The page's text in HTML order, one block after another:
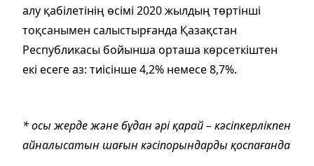
алу қабілетінің өсімі 2020 жылдың төртінші
тоқсанымен салыстырғанда Қазақстан
Республикасы бойынша орташа көрсеткіштен
екі есеге аз: тиісінше 4,2% немесе 8,7%.
* осы жерде және бұдан әрі қарай – кәсіпкерлікпен
айналысатын шағын кәсіпорындарды қоспағанда